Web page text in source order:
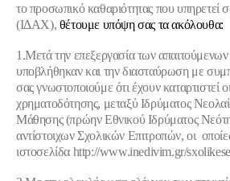
το προσωπικό καθαριότητας που υπηρετεί
(ΙΔΑΧ), θέτουμε υπόψη σας τα ακόλουθα:
1.Μετά την επεξεργασία των απαιτούμενων
υποβλήθηκαν και την διασταύρωση με
σας γνωστοποιούμε ότι έχουν καταρτιστεί
χρηματοδότησης, μεταξύ Ιδρύματος
Μάθησης (πρώην Εθνικού Ιδρύματος
αντίστοιχων Σχολικών Επιτροπών, οι
ιστοσελίδα http://www.inedivim.gr/